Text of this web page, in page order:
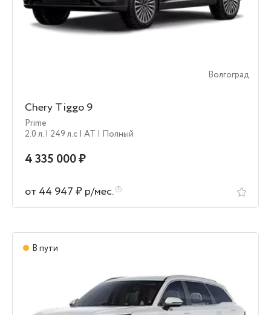
Волгоград
Chery Tiggo 9
Prime
2.0 л. | 249 л.c | AT | Полный
4 335 000 ₽
от 44 947 ₽ р/мес.
В пути